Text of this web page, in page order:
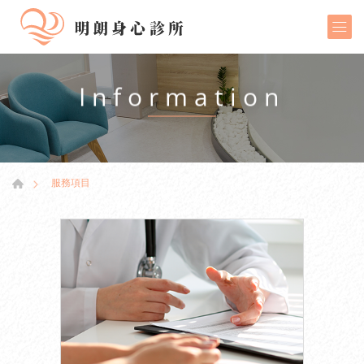
Information
服務項目